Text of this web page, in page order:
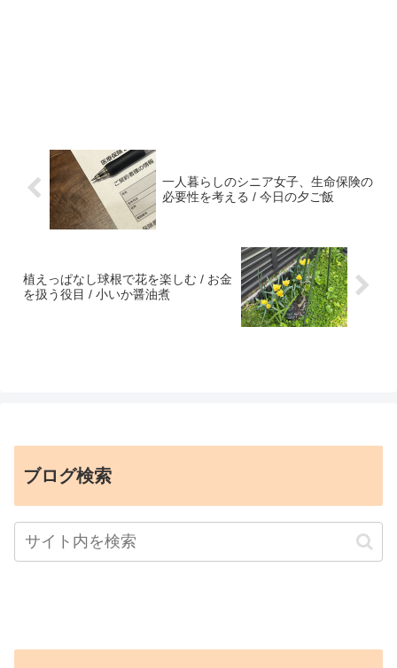
一人暮らしのシニア女子、生命保険の
必要性を考える / 今日の夕ご飯
植えっぱなし球根で花を楽しむ / お金
を扱う役目 / 小いか醤油煮
ブログ検索